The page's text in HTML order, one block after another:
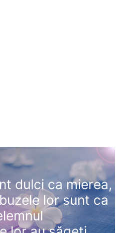
dulci ca mierea,
lor sunt ca